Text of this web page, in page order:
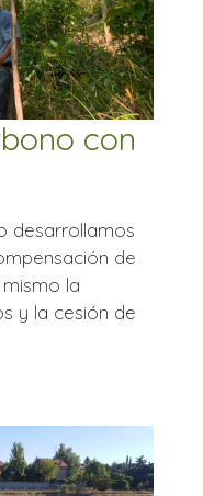
con
desarrollamos
de
la
y la cesión de